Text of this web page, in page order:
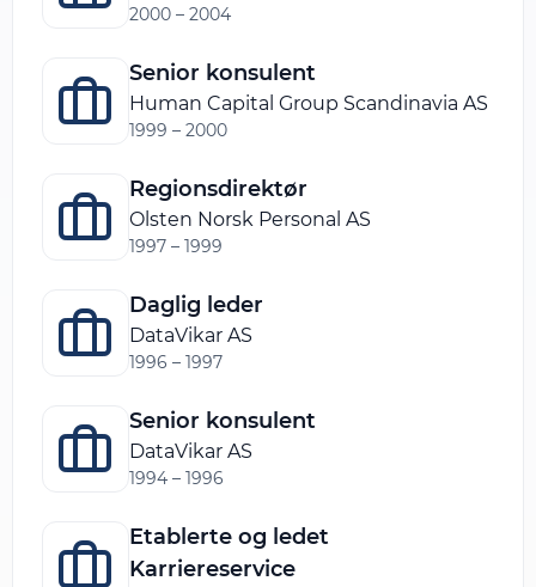
2000 – 2004
Senior konsulent
Human Capital Group Scandinavia AS
1999 – 2000
Regionsdirektør
Olsten Norsk Personal AS
1997 – 1999
Daglig leder
DataVikar AS
1996 – 1997
Senior konsulent
DataVikar AS
1994 – 1996
Etablerte og ledet
Karriereservice